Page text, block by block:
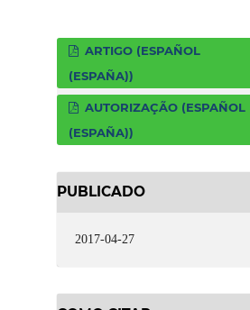
ARTIGO (ESPAÑOL
(ESPAÑA))
AUTORIZAÇÃO (ESPAÑOL
(ESPAÑA))
PUBLICADO
2017-04-27